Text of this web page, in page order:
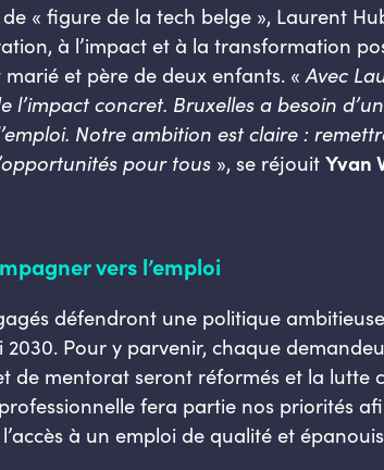
« figure de la tech belge », Laurent
à l’impact et à la transformation
et père de deux enfants. «Avec
l’impact concret. Bruxelles a besoin
Notre ambition est claire :
pour tous», se réjouitYvan
vers l’emploi
défendront une politique
2030. Pour y parvenir, chaque
de mentorat seront réformés et la lutte
fera partie nos priorités
à un emploi de qualité et